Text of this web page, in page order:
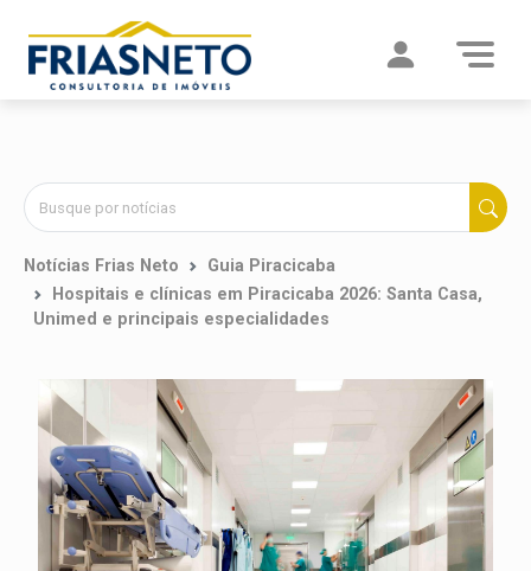
Notícias Frias Neto
Guia Piracicaba
Hospitais e clínicas em Piracicaba 2026: Santa Casa,
Unimed e principais especialidades